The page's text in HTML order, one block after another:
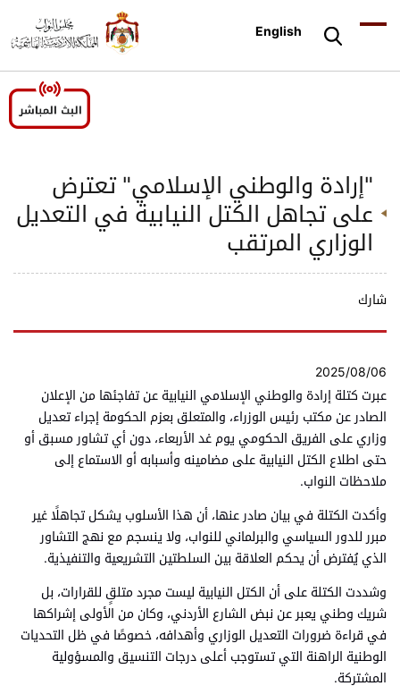
English
"إرادة والوطني الإسلامي" تعترض
على تجاهل الكتل النيابية في التعديل
الوزاري المرتقب
شارك
2025/08/06
عبرت كتلة إرادة والوطني الإسلامي النيابية عن تفاجئها من الإعلان
الصادر عن مكتب رئيس الوزراء، والمتعلق بعزم الحكومة إجراء تعديل
وزاري على الفريق الحكومي يوم غد الأربعاء، دون أي تشاور مسبق أو
حتى اطلاع الكتل النيابية على مضامينه وأسبابه أو الاستماع إلى
ملاحظات النواب.
وأكدت الكتلة في بيان صادر عنها، أن هذا الأسلوب يشكل تجاهلًا غير
مبرر للدور السياسي والبرلماني للنواب، ولا ينسجم مع نهج التشاور
الذي يُفترض أن يحكم العلاقة بين السلطتين التشريعية والتنفيذية.
وشددت الكتلة على أن الكتل النيابية ليست مجرد متلقٍ للقرارات، بل
شريك وطني يعبر عن نبض الشارع الأردني، وكان من الأولى إشراكها
في قراءة ضرورات التعديل الوزاري وأهدافه، خصوصًا في ظل التحديات
الوطنية الراهنة التي تستوجب أعلى درجات التنسيق والمسؤولية
المشتركة.